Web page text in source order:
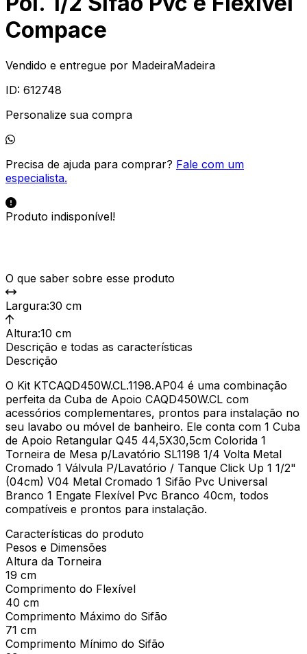
Compace
Vendido e entregue por MadeiraMadeira
ID: 612748
Personalize sua compra
Precisa de ajuda para comprar? Fale com um
especialista.
Produto indisponível!
O que saber sobre esse produto
Largura:30 cm
Altura:10 cm
Descrição e todas as características
Descrição
O Kit KTCAQD450W.CL.1198.AP04 é uma combinação
perfeita da Cuba de Apoio CAQD450W.CL com
acessórios complementares, prontos para instalação no
seu lavabo ou móvel de banheiro. Ele conta com 1 Cuba
de Apoio Retangular Q45 44,5X30,5cm Colorida 1
Torneira de Mesa p/Lavatório SL1198 1/4 Volta Metal
Cromado 1 Válvula P/Lavatório / Tanque Click Up 1 1/2"
(04cm) V04 Metal Cromado 1 Sifão Pvc Universal
Branco 1 Engate Flexível Pvc Branco 40cm, todos
compatíveis e prontos para instalação.
Características do produto
Pesos e Dimensões
Altura da Torneira
19 cm
Comprimento do Flexível
40 cm
Comprimento Máximo do Sifão
71 cm
Comprimento Mínimo do Sifão